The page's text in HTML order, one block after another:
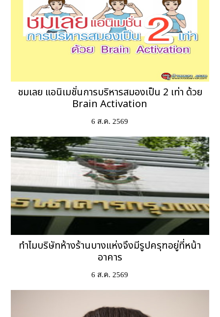
ชมเลย แอนิเมชั่นการบริหารสมองเป็น 2 เท่า ด้วย
Brain Activation
6 ส.ค. 2569
ทำไมบริษัทห้างร้านบางแห่งจึงมีรูปครุฑอยู่ที่หน้า
อาคาร
6 ส.ค. 2569